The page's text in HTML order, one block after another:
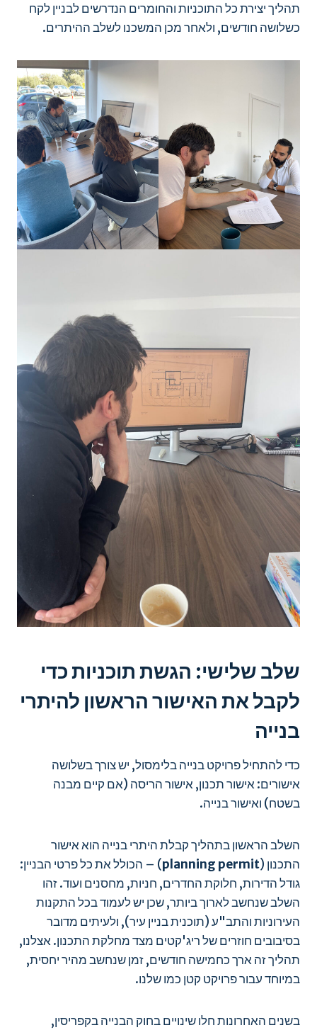
תהליך יצירת כל התוכניות והחומרים הנדרשים לבניין לקח
כשלושה חודשים, ולאחר מכן המשכנו לשלב ההיתרים.
שלב שלישי: הגשת תוכניות כדי
לקבל את האישור הראשון להיתרי
בנייה
כדי להתחיל פרויקט בנייה בלימסול, יש צורך בשלושה
אישורים: אישור תכנון, אישור הריסה (אם קיים מבנה
בשטח) ואישור בנייה.
השלב הראשון בתהליך קבלת היתרי בנייה הוא אישור
התכנון (planning permit) – הכולל את כל פרטי הבניין:
גודל הדירות, חלוקת החדרים, חניות, מחסנים ועוד. זהו
השלב שנחשב לארוך ביותר, שכן יש לעמוד בכל התקנות
העירוניות והתב"ע (תוכנית בניין עיר), ולעיתים מדובר
בסיבובים חוזרים של ריג'קטים מצד מחלקת התכנון. אצלנו,
תהליך זה ארך כחמישה חודשים, זמן שנחשב מהיר יחסית,
במיוחד עבור פרויקט קטן כמו שלנו.
בשנים האחרונות חלו שינויים בחוק הבנייה בקפריסין,